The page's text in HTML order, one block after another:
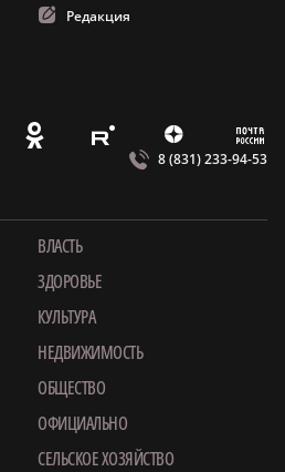
Редакция
O E Z m
8 (831) 233-94-53
ВЛАСТЬ
ЗДОРОВЬЕ
КУЛЬТУРА
НЕДВИЖИМОСТЬ
ОБЩЕСТВО
ОФИЦИАЛЬНО
СЕЛЬСКОЕ ХОЗЯЙСТВО